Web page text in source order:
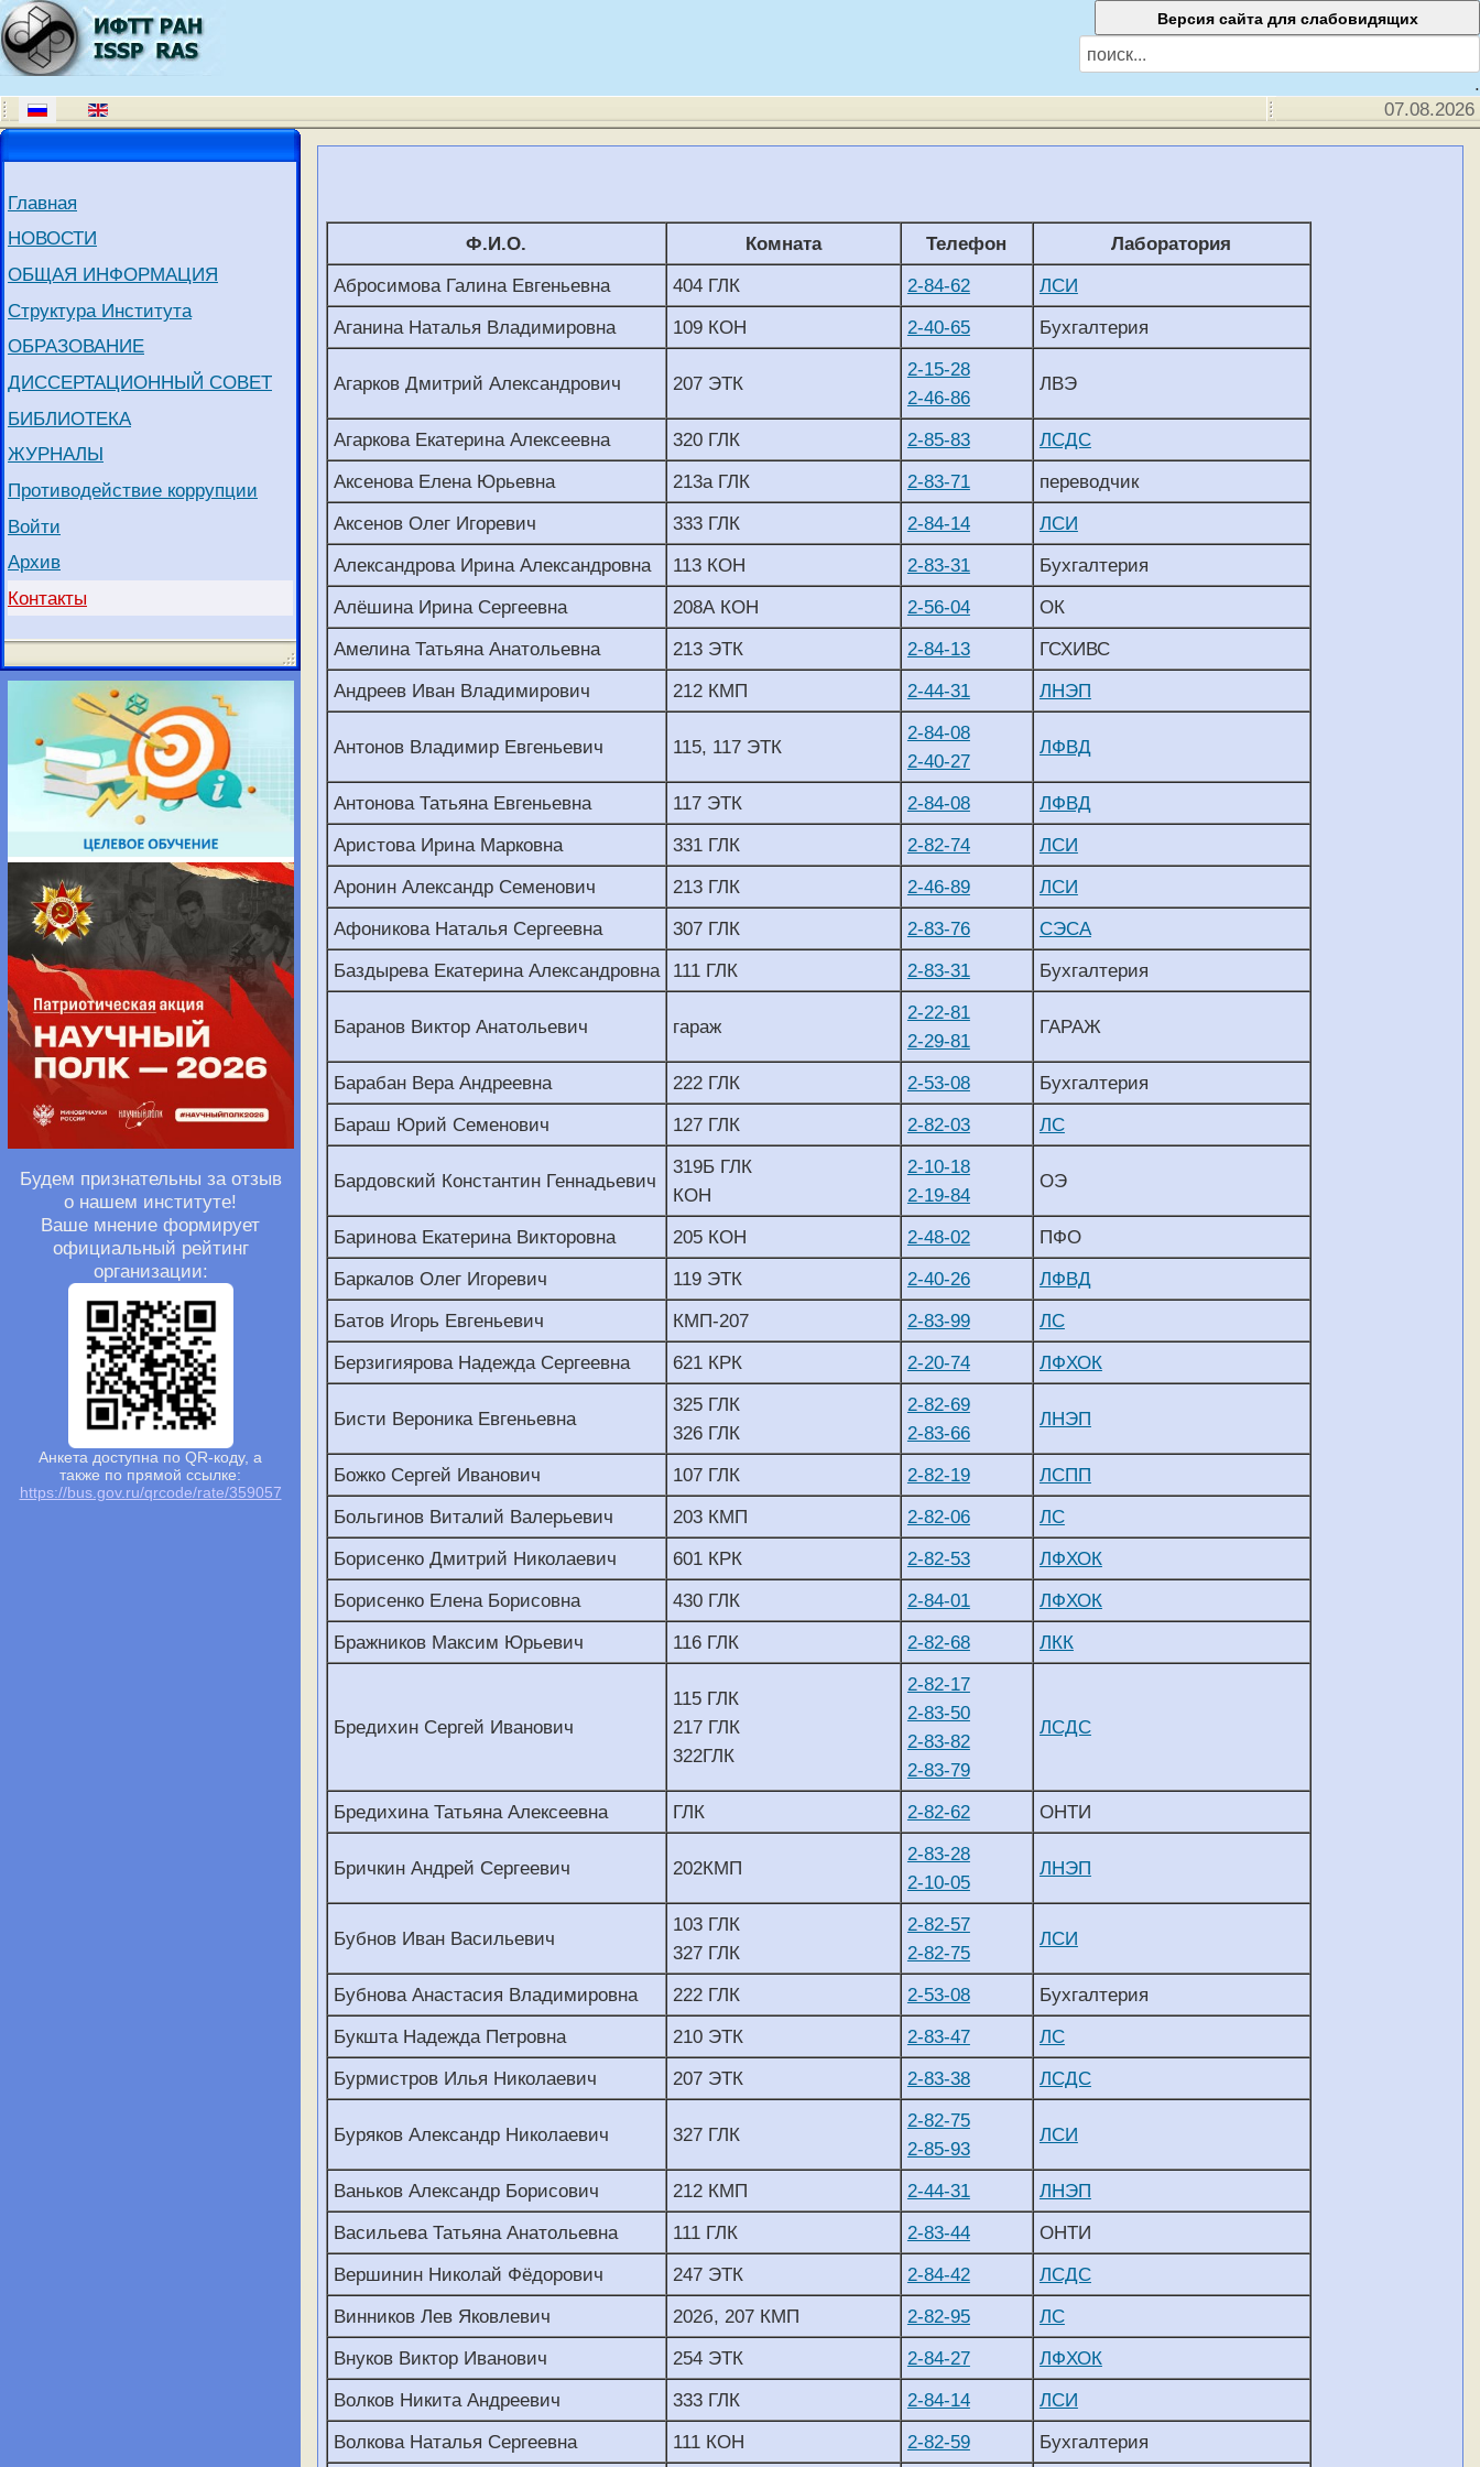
.
07.08.2026
Главная
НОВОСТИ
ОБЩАЯ ИНФОРМАЦИЯ
Структура Института
ОБРАЗОВАНИЕ
ДИССЕРТАЦИОННЫЙ СОВЕТ
БИБЛИОТЕКА
ЖУРНАЛЫ
Противодействие коррупции
Войти
Архив
Контакты
Будем признательны за отзыв
о нашем институте!
Ваше мнение формирует
официальный рейтинг
организации:
Анкета доступна по QR-коду, а
также по прямой ссылке:
https://bus.gov.ru/qrcode/rate/359057
Ф.И.О. Комната Телефон
Лаборатория
Абросимова Галина Евгеньевна
404 ГЛК 2-84-62
ЛСИ
Аганина Наталья Владимировна
109 КОН 2-40-65 Бухгалтерия
Агарков Дмитрий Александрович 207 ЭТК
2-15-28
2-46-86
ЛВЭ
Агаркова Екатерина Алексеевна 320 ГЛК 2-85-83
ЛСДС
Аксенова Елена Юрьевна
213а ГЛК 2-83-71
переводчик
Аксенов Олег Игоревич
333 ГЛК 2-84-14
ЛСИ
Александрова Ирина Александровна
113 КОН 2-83-31
Бухгалтерия
Алёшина Ирина Сергеевна
208А КОН 2-56-04
ОК
Амелина Татьяна Анатольевна
213 ЭТК 2-84-13
ГСХИВС
Андреев Иван Владимирович
212 КМП 2-44-31 ЛНЭП
Антонов Владимир Евгеньевич 115, 117 ЭТК
2-84-08
2-40-27
ЛФВД
Антонова Татьяна Евгеньевна 117 ЭТК 2-84-08
ЛФВД
Аристова Ирина Марковна
331 ГЛК 2-82-74
ЛСИ
Аронин Александр Семенович
213 ГЛК 2-46-89
ЛСИ
Афоникова Наталья Сергеевна
307 ГЛК 2-83-76
СЭСА
Баздырева Екатерина Александровна
111 ГЛК 2-83-31 Бухгалтерия
Баранов Виктор Анатольевич гараж
2-22-81
2-29-81
ГАРАЖ
Барабан Вера Андреевна 222 ГЛК 2-53-08
Бухгалтерия
Бараш Юрий Семенович
127 ГЛК 2-82-03 ЛС
Бардовский Константин Геннадьевич
319Б ГЛК
КОН
2-10-18
2-19-84
ОЭ
Баринова Екатерина Викторовна 205 КОН 2-48-02
ПФО
Баркалов Олег Игоревич
119 ЭТК 2-40-26
ЛФВД
Батов Игорь Евгеньевич
КМП-207 2-83-99
ЛС
Берзигиярова Надежда Сергеевна
621 КРК 2-20-74 ЛФХОК
Бисти Вероника Евгеньевна
325 ГЛК
326 ГЛК
2-82-69
2-83-66
ЛНЭП
Божко Сергей Иванович 107 ГЛК 2-82-19
ЛСПП
Больгинов Виталий Валерьевич
203 КМП 2-82-06
ЛС
Борисенко Дмитрий Николаевич
601 КРК 2-82-53
ЛФХОК
Борисенко Елена Борисовна
430 ГЛК 2-84-01
ЛФХОК
Бражников Максим Юрьевич
116 ГЛК 2-82-68 ЛКК
Бредихин Сергей Иванович
115 ГЛК
217 ГЛК
322ГЛК
2-82-17
2-83-50
2-83-82
2-83-79
ЛСДС
Бредихина Татьяна Алексеевна ГЛК 2-82-62 ОНТИ
Бричкин Андрей Сергеевич 202КМП
2-83-28
2-10-05
ЛНЭП
Бубнов Иван Васильевич
103 ГЛК
327 ГЛК
2-82-57
2-82-75
ЛСИ
Бубнова Анастасия Владимировна 222 ГЛК 2-53-08
Бухгалтерия
Букшта Надежда Петровна
210 ЭТК 2-83-47
ЛС
Бурмистров Илья Николаевич
207 ЭТК 2-83-38 ЛСДС
Буряков Александр Николаевич 327 ГЛК
2-82-75
2-85-93
ЛСИ
Ваньков Александр Борисович 212 КМП 2-44-31
ЛНЭП
Васильева Татьяна Анатольевна
111 ГЛК 2-83-44
ОНТИ
Вершинин Николай Фёдорович
247 ЭТК 2-84-42
ЛСДС
Винников Лев Яковлевич
202б, 207 КМП 2-82-95
ЛС
Внуков Виктор Иванович
254 ЭТК 2-84-27
ЛФХОК
Волков Никита Андреевич
333 ГЛК 2-84-14
ЛСИ
Волкова Наталья Сергеевна
111 КОН 2-82-59 Бухгалтерия